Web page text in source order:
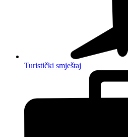
Turistički smještaj